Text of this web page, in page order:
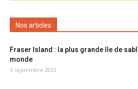
Nos articles
Fraser Island : la plus grande île de
monde
5 septembre 2023